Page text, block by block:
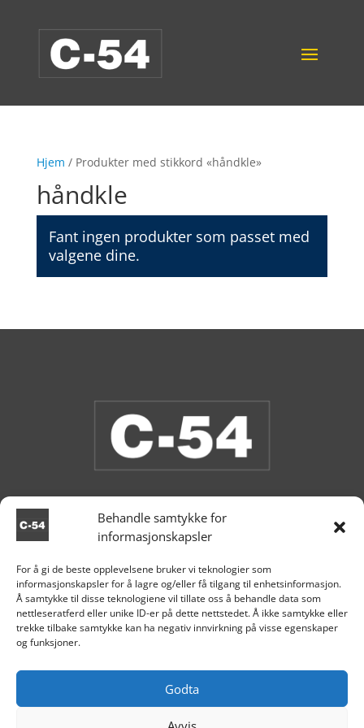
Behandle samtykke for
informasjonskapsler
For å gi de beste opplevelsene bruker vi teknologier som
informasjonskapsler for å lagre og/eller få tilgang til enhetsinformasjon.
Å samtykke til disse teknologiene vil tillate oss å behandle data som
nettleseratferd eller unike ID-er på dette nettstedet. Å ikke samtykke eller
trekke tilbake samtykke kan ha negativ innvirkning på visse egenskaper
og funksjoner.
Godta
Hjem / Produkter med stikkord «håndkle»
håndkle
Fant ingen produkter som passet med
valgene dine.

Aksdal

+47 995 81 519
 post@c54.no
Org nr. 915 859 313